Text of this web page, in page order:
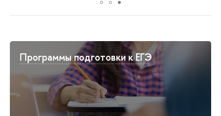
Программы подготовки к ЕГЭ